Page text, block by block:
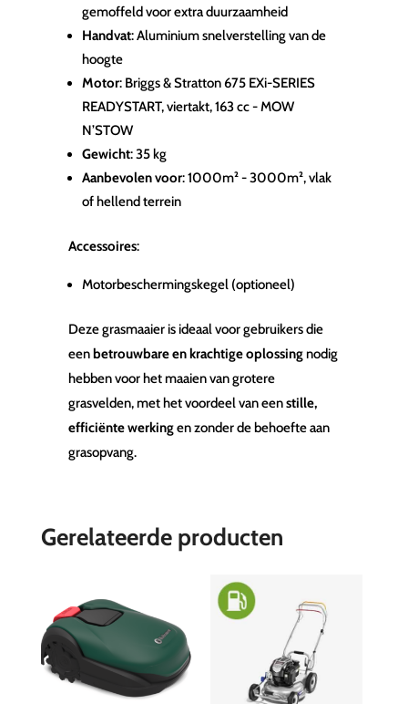
gemoffeld voor extra duurzaamheid
Handvat: Aluminium snelverstelling van de
hoogte
Motor: Briggs & Stratton 675 EXi-SERIES
READYSTART, viertakt, 163 cc - MOW
N’STOW
Gewicht: 35 kg
Aanbevolen voor: 1000m² - 3000m², vlak
of hellend terrein
Accessoires:
Motorbeschermingskegel (optioneel)
Deze grasmaaier is ideaal voor gebruikers die
eenbetrouwbare en krachtige oplossingnodig
hebben voor het maaien van grotere
grasvelden, met het voordeel van eenstille,
efficiënte werkingen zonder de behoefte aan
grasopvang.
Gerelateerde producten